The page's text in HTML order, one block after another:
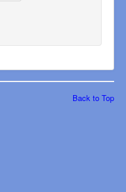
Back to Top